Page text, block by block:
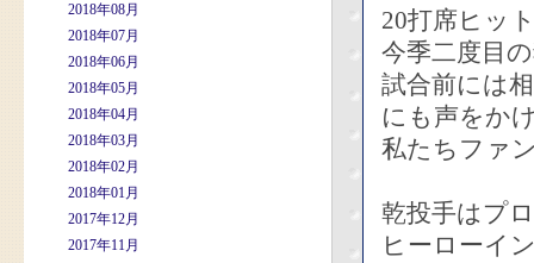
2018年08月
2018年07月
2018年06月
2018年05月
2018年04月
2018年03月
2018年02月
2018年01月
2017年12月
2017年11月
20打席ヒッ
今季二度目
試合前には
にも声をか
私たちファ
乾投手はプ
ヒーローイ